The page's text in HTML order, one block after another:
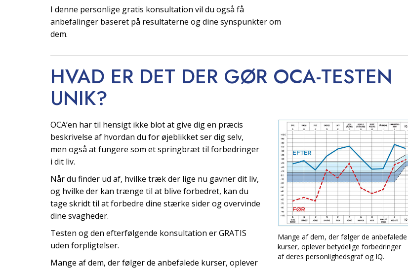
I denne personlige gratis konsultation vil du også få
anbefalinger baseret på resultaterne og dine synspunkter om
dem.
HVAD ER DET DER GØR OCA-TESTEN
UNIK?
OCA’en har til hensigt ikke blot at give dig en præcis
beskrivelse af hvordan du for øjeblikket ser dig selv,
men også at fungere som et springbræt til forbedringer
i dit liv.
Når du finder ud af, hvilke træk der lige nu gavner dit liv,
og hvilke der kan trænge til at blive forbedret, kan du
tage skridt til at forbedre dine stærke sider og overvinde
dine svagheder.
Testen og den efterfølgende konsultation er GRATIS
uden forpligtelser.
Mange af dem, der følger de anbefalede kurser, oplever
Mange af dem, der følger de anbefalede
kurser, oplever betydelige forbedringer
af deres personlighedsgraf og IQ.